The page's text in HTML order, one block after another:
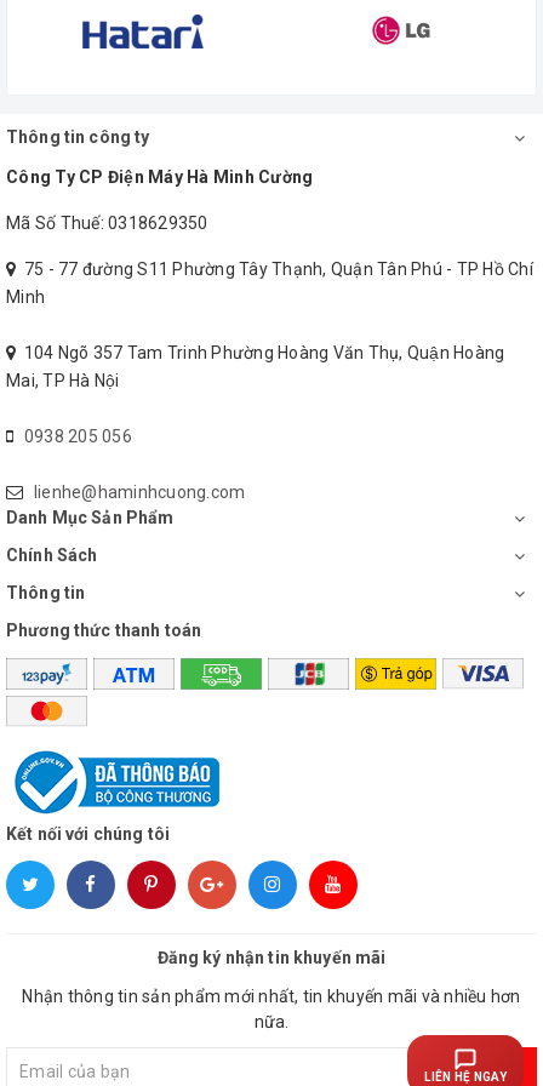
Thông tin công ty
Công Ty CP Điện Máy Hà Minh Cường
Mã Số Thuế: 0318629350
75 - 77 đường S11 Phường Tây Thạnh, Quận Tân Phú - TP Hồ Chí
Minh
104 Ngõ 357 Tam Trinh Phường Hoàng Văn Thụ, Quận Hoàng
Mai, TP Hà Nội
0938 205 056
lienhe@haminhcuong.com
Danh Mục Sản Phẩm
Chính Sách
Thông tin
Phương thức thanh toán
Kết nối với chúng tôi
Đăng ký nhận tin khuyến mãi
Nhận thông tin sản phẩm mới nhất, tin khuyến mãi và nhiều hơn
nữa.
Đăng ký
LIÊN HỆ NGAY